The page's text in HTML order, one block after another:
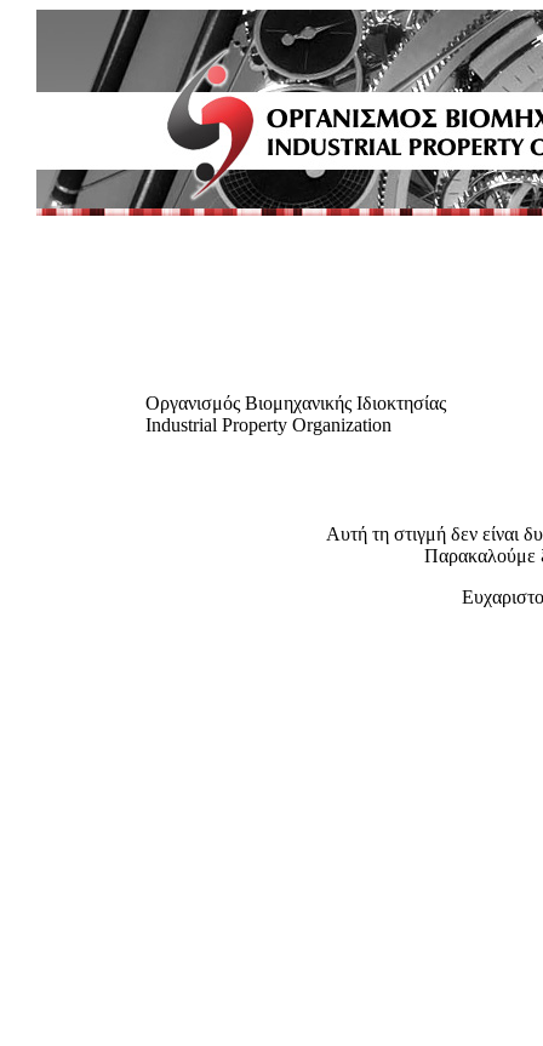
Οργανισμός Βιομηχανικής Ιδιοκτησίας
Industrial Property Organization
Αυτή τη στιγμή δεν είναι
Παρακαλούμε